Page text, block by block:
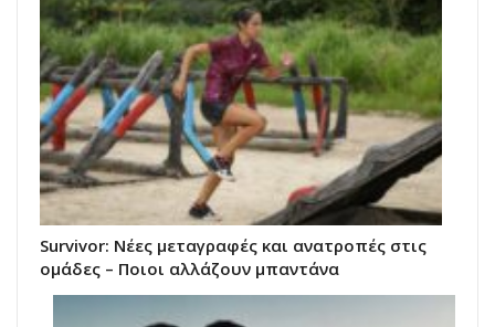
Survivor: Νέες μεταγραφές και ανατροπές στις
ομάδες – Ποιοι αλλάζουν μπαντάνα